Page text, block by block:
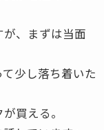
、まずは当面
少し落ち着いた
買える。